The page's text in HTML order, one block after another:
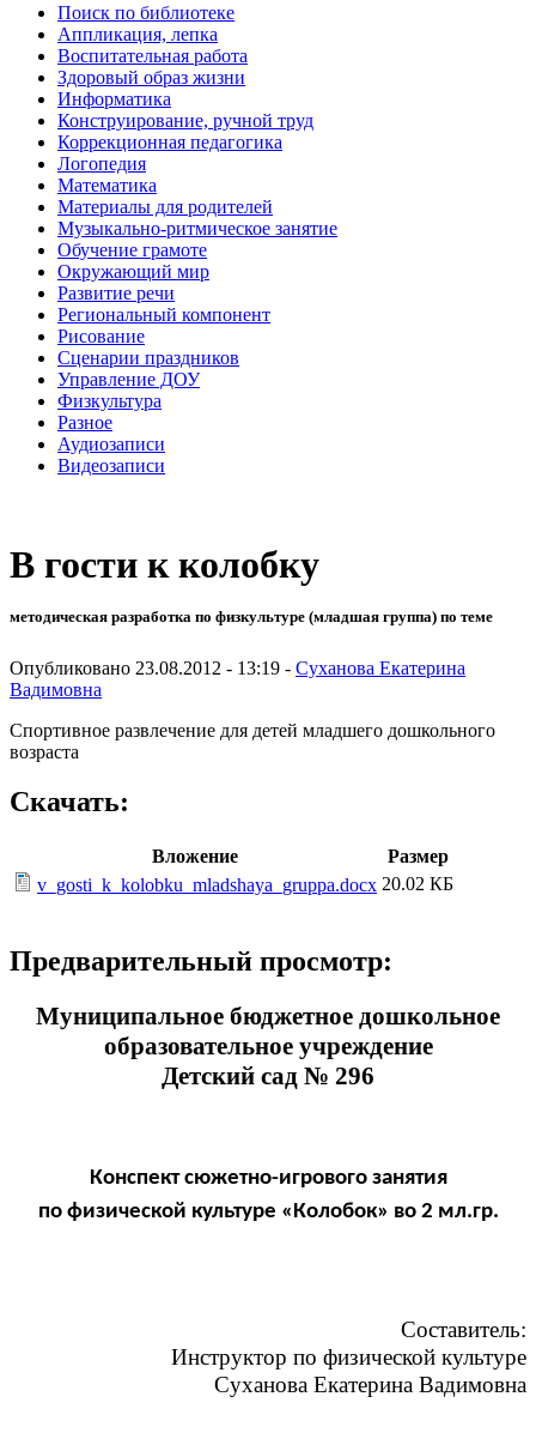
Поиск по библиотеке
Аппликация, лепка
Воспитательная работа
Здоровый образ жизни
Информатика
Конструирование, ручной труд
Коррекционная педагогика
Логопедия
Математика
Материалы для родителей
Музыкально-ритмическое занятие
Обучение грамоте
Окружающий мир
Развитие речи
Региональный компонент
Рисование
Сценарии праздников
Управление ДОУ
Физкультура
Разное
Аудиозаписи
Видеозаписи
В гости к колобку
методическая разработка по физкультуре (младшая группа) по теме
Опубликовано 23.08.2012 - 13:19 - Суханова Екатерина
Вадимовна
Спортивное развлечение для детей младшего дошкольного
возраста
Скачать:
Вложение
Размер
v_gosti_k_kolobku_mladshaya_gruppa.docx 20.02 КБ
Предварительный просмотр:
Муниципальное бюджетное дошкольное
образовательное учреждение
Детский сад № 296
Конспект сюжетно-игрового занятия
по физической культуре «Колобок» во 2 мл.гр.
Составитель:
Инструктор по физической культуре
Суханова Екатерина Вадимовна